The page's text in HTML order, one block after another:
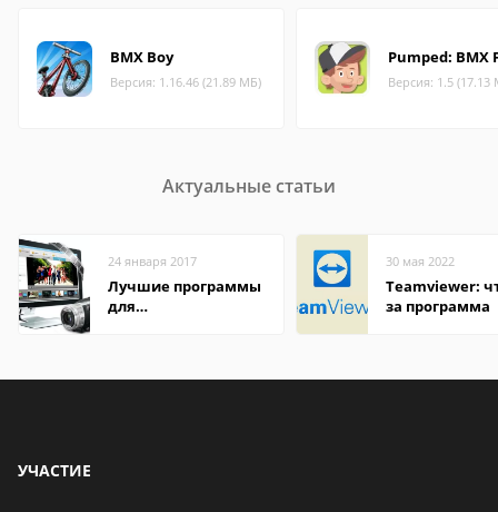
BMX Boy
Версия: 1.16.46 (21.89 МБ)
Pumped: BMX
Версия: 1.5 (17.13
Актуальные статьи
24 января 2017
Лучшие программы
для
30 мая 2022
Teamviewer:
за программа
УЧАСТИЕ